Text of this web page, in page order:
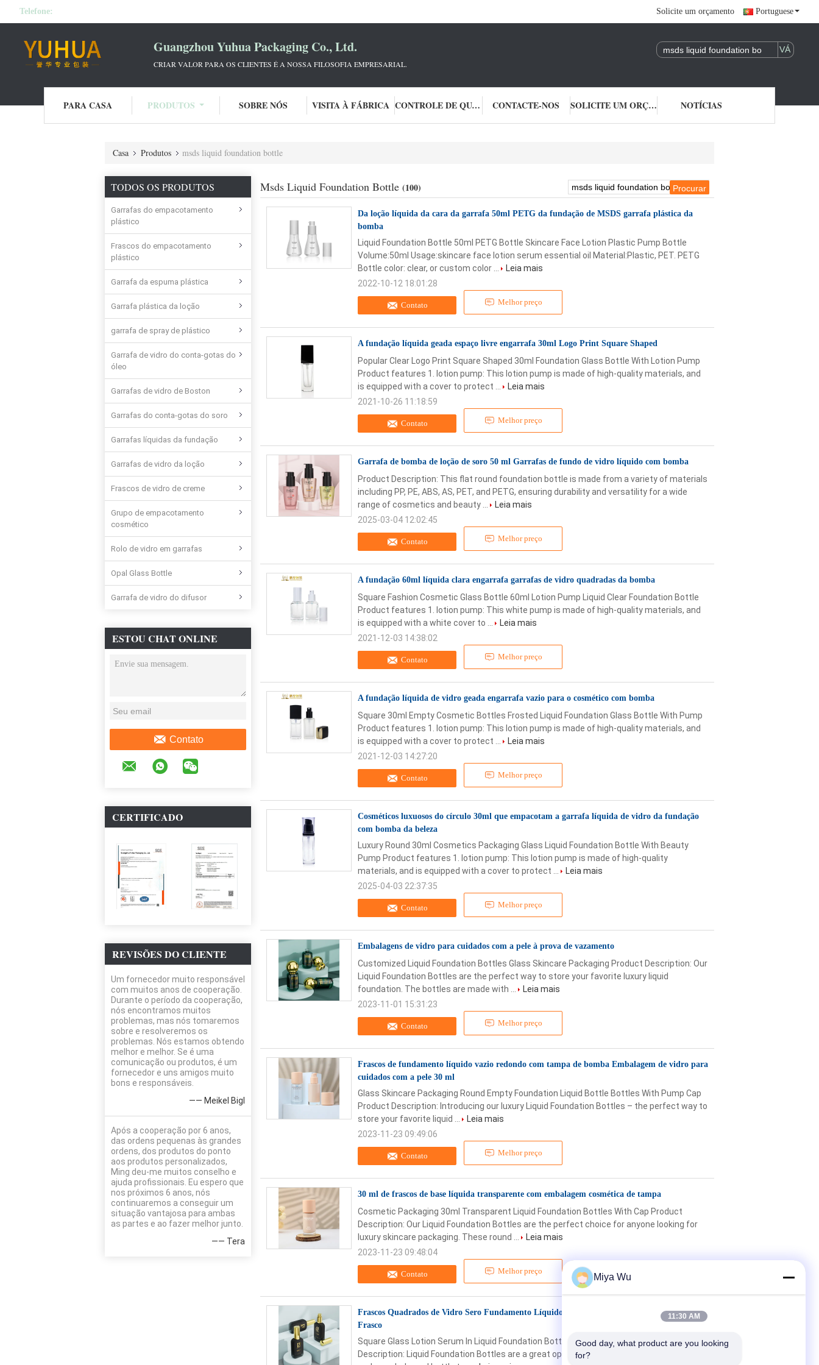
Telefone: Solicite um orçamento Portuguese
Guangzhou Yuhua Packaging Co., Ltd.
CRIAR VALOR PARA OS CLIENTES É A NOSSA FILOSOFIA EMPRESARIAL.
PARA CASA PRODUTOS SOBRE NÓS VISITA À FÁBRICA CONTROLE DE QUALIDADE CONTACTE-NOS SOLICITE UM ORÇAMENTO NOTÍCIAS
Casa Produtos msds liquid foundation bottle
TODOS OS PRODUTOS
Garrafas do empacotamento
plástico
Frascos do empacotamento
plástico
Garrafa da espuma plástica
Garrafa plástica da loção
garrafa de spray de plástico
Garrafa de vidro do conta-gotas do
óleo
Garrafas de vidro de Boston
Garrafas do conta-gotas do soro
Garrafas líquidas da fundação
Garrafas de vidro da loção
Frascos de vidro de creme
Grupo de empacotamento
cosmético
Rolo de vidro em garrafas
Opal Glass Bottle
Garrafa de vidro do difusor
ESTOU CHAT ONLINE
AGORA
Contato
CERTIFICADO
REVISÕES DO CLIENTE
Um fornecedor muito responsável
com muitos anos de cooperação.
Durante o período da cooperação,
nós encontramos muitos
problemas, mas nós tomaremos
sobre e resolveremos os
problemas. Nós estamos obtendo
melhor e melhor. Se é uma
comunicação ou produtos, é um
fornecedor e uns amigos muito
bons e responsáveis.
—— Meikel Bigl
Após a cooperação por 6 anos,
das ordens pequenas às grandes
ordens, dos produtos do ponto
aos produtos personalizados,
Ming deu-me muitos conselho e
ajuda profissionais. Eu espero que
nos próximos 6 anos, nós
continuaremos a conseguir um
situação vantajosa para ambas
as partes e ao fazer melhor junto.
—— Tera
Msds Liquid Foundation Bottle (100)
Da loção líquida da cara da garrafa 50ml PETG da fundação de MSDS garrafa plástica da
bomba
Contato Melhor preço
Liquid Foundation Bottle 50ml PETG Bottle Skincare Face Lotion Plastic Pump Bottle
Volume:50ml Usage:skincare face lotion serum essential oil Material:Plastic, PET. PETG
Bottle color: clear, or custom color ...
Leia mais
2022-10-12 18:01:28
A fundação líquida geada espaço livre engarrafa 30ml Logo Print Square Shaped
Contato Melhor preço
Popular Clear Logo Print Square Shaped 30ml Foundation Glass Bottle With Lotion Pump
Product features 1. lotion pump: This lotion pump is made of high-quality materials, and
is equipped with a cover to protect ...
Leia mais
2021-10-26 11:18:59
Garrafa de bomba de loção de soro 50 ml Garrafas de fundo de vidro líquido com bomba
Contato Melhor preço
Product Description: This flat round foundation bottle is made from a variety of materials
including PP, PE, ABS, AS, PET, and PETG, ensuring durability and versatility for a wide
range of cosmetics and beauty ...
Leia mais
2025-03-04 12:02:45
A fundação 60ml líquida clara engarrafa garrafas de vidro quadradas da bomba
Contato Melhor preço
Square Fashion Cosmetic Glass Bottle 60ml Lotion Pump Liquid Clear Foundation Bottle
Product features 1. lotion pump: This white pump is made of high-quality materials, and
is equipped with a white cover to ...
Leia mais
2021-12-03 14:38:02
A fundação líquida de vidro geada engarrafa vazio para o cosmético com bomba
Contato Melhor preço
Square 30ml Empty Cosmetic Bottles Frosted Liquid Foundation Glass Bottle With Pump
Product features 1. lotion pump: This lotion pump is made of high-quality materials, and
is equipped with a cover to protect ...
Leia mais
2021-12-03 14:27:20
Cosméticos luxuosos do círculo 30ml que empacotam a garrafa líquida de vidro da fundação
com bomba da beleza
Contato Melhor preço
Luxury Round 30ml Cosmetics Packaging Glass Liquid Foundation Bottle With Beauty
Pump Product features 1. lotion pump: This lotion pump is made of high-quality
materials, and is equipped with a cover to protect ...
Leia mais
2025-04-03 22:37:35
Embalagens de vidro para cuidados com a pele à prova de vazamento
Contato Melhor preço
Customized Liquid Foundation Bottles Glass Skincare Packaging Product Description: Our
Liquid Foundation Bottles are the perfect way to store your favorite luxury liquid
foundation. The bottles are made with ...
Leia mais
2023-11-01 15:31:23
Frascos de fundamento líquido vazio redondo com tampa de bomba Embalagem de vidro para
cuidados com a pele 30 ml
Contato Melhor preço
Glass Skincare Packaging Round Empty Foundation Liquid Bottle Bottles With Pump Cap
Product Description: Introducing our luxury Liquid Foundation Bottles – the perfect way to
store your favorite liquid ...
Leia mais
2023-11-23 09:49:06
30 ml de frascos de base líquida transparente com embalagem cosmética de tampa
Contato Melhor preço
Cosmetic Packaging 30ml Transparent Liquid Foundation Bottles With Cap Product
Description: Our Liquid Foundation Bottles are the perfect choice for anyone looking for
luxury skincare packaging. These round ...
Leia mais
2023-11-23 09:48:04
Frascos Quadrados de Vidro Sero Fundamento Líquido Frascos de Loção de Creme 50 ml
Frasco
Square Glass Lotion Serum In Liquid Foundation Bottle 50ml Cream Lotion Bottle Product
Description: Liquid Foundation Bottles are a great option for those looking for a luxurious
Miya Wu
11:30 AM
Good day, what product are you looking
for?